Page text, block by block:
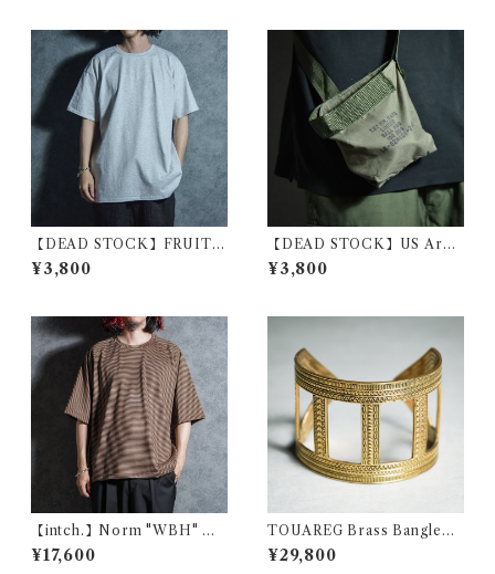
【DEAD STOCK】FRUIT
OF THE LOOM Euro Mod
el T Shirt Ash Gray フルー
¥3,800
【DEAD STOCK】US Arm
y Cotton Mini Shoulder Ba
g アメリカ軍 コットン ミニ シ
¥3,800
【intch.】Norm "WBH" Me
rino Wool Raglan Sleeve T-
shirts Brown インチ "ノルム
¥17,600
TOUAREG Brass Bangleト
ゥアレグ ブラス バングル 真鍮
155
¥29,800